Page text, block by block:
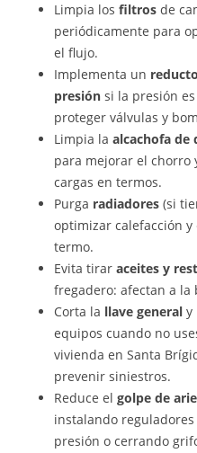
Limpia los filtros de
periódicamente para
el flujo.
Implementa un
presión si la presión
proteger válvulas y
Limpia la alcachofa de
para mejorar el chorro
cargas en termos.
Purga radiadores (si
optimizar calefacción y
termo.
Evita tirar aceites y
fregadero: afectan a la
Corta la llave general y
equipos cuando no
vivienda en Santa
prevenir siniestros.
Reduce el golpe de
instalando reguladores
presión o cerrando